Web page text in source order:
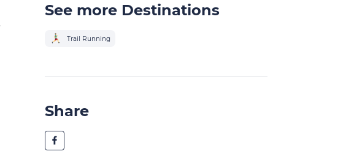
See more Destinations
Trail Running
Share